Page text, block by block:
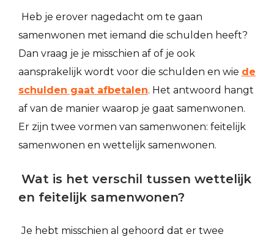
Heb je erover nagedacht om te gaan
samenwonen met iemand die schulden heeft?
Dan vraag je je misschien af of je ook
aansprakelijk wordt voor die schulden en wie de
schulden gaat afbetalen. Het antwoord hangt
af van de manier waarop je gaat samenwonen.
Er zijn twee vormen van samenwonen: feitelijk
samenwonen en wettelijk samenwonen.
Wat is het verschil tussen wettelijk
en feitelijk samenwonen?
Je hebt misschien al gehoord dat er twee